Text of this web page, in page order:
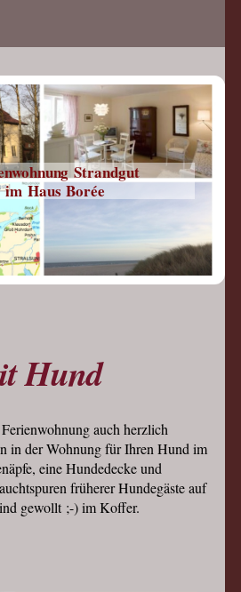
Strandgut
im Haus Borée
Hund
auch herzlich
in der Wohnung für Ihren Hund im
eine Hundedecke und
früherer Hundegäste auf
gewollt ;-) im Koffer.